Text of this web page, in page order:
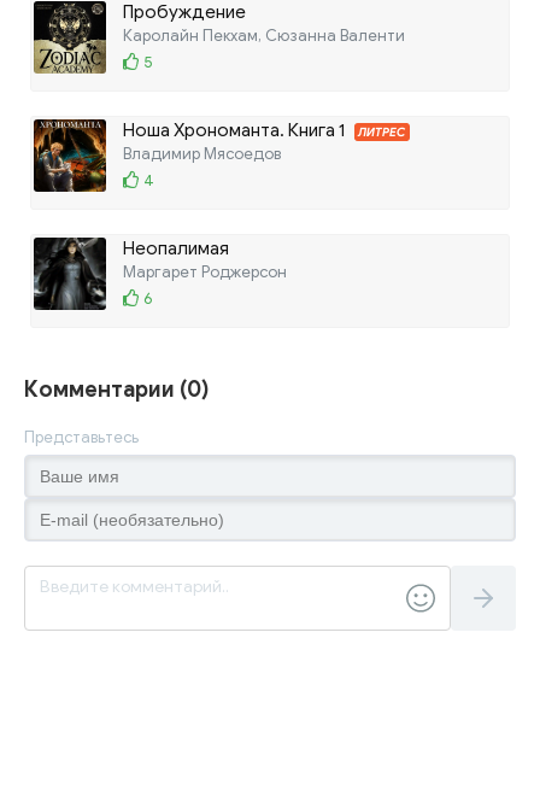
Пробуждение
Каролайн Пекхам, Сюзанна Валенти
5
Ноша Хрономанта. Книга 1 ЛИТРЕС
Владимир Мясоедов
4
Неопалимая
Маргарет Роджерсон
6
Комментарии (0)
Представьтесь